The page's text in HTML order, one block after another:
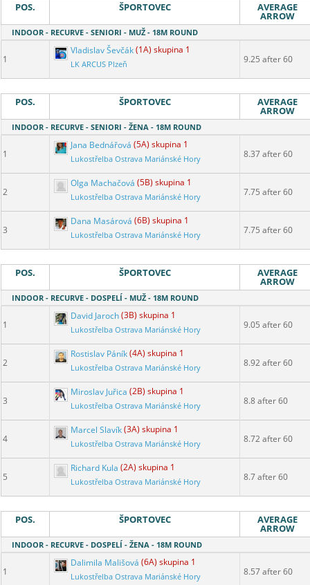
POS. ŠPORTOVEC AVERAGE
ARROW
INDOOR - RECURVE - SENIORI - MUŽ - 18M ROUND
1
Vladislav Ševčák(1A) skupina 1
LK ARCUS Plzeň 9.25 after 60
POS. ŠPORTOVEC AVERAGE
ARROW
INDOOR - RECURVE - SENIORI - ŽENA - 18M ROUND
1
Jana Bednářová (5A) skupina 1
Lukostřelba Ostrava Mariánské Hory 8.37 after 60
2
Olga Machačová (5B) skupina 1
Lukostřelba Ostrava Mariánské Hory 7.75 after 60
3
Dana Masárová (6B) skupina 1
Lukostřelba Ostrava Mariánské Hory 7.75 after 60
POS. ŠPORTOVEC AVERAGE
ARROW
INDOOR - RECURVE - DOSPELÍ - MUŽ - 18M ROUND
1
David Jaroch(3B) skupina 1
Lukostřelba Ostrava Mariánské Hory 9.05 after 60
2
Rostislav Páník(4A) skupina 1
Lukostřelba Ostrava Mariánské Hory 8.92 after 60
3
Miroslav Juřica (2B) skupina 1
Lukostřelba Ostrava Mariánské Hory 8.8 after 60
4
Marcel Slavík(3A) skupina 1
Lukostřelba Ostrava Mariánské Hory 8.72 after 60
5
Richard Kula (2A) skupina 1
Lukostřelba Ostrava Mariánské Hory 8.7 after 60
POS. ŠPORTOVEC AVERAGE
ARROW
INDOOR - RECURVE - DOSPELÍ - ŽENA - 18M ROUND
1
Dalimila Mališová (6A) skupina 1
Lukostřelba Ostrava Mariánské Hory 8.57 after 60